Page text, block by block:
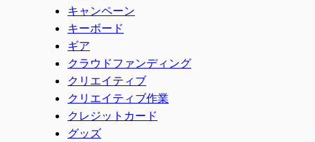
キャンペーン
キーボード
ギア
クラウドファンディング
クリエイティブ
クリエイティブ作業
クレジットカード
グッズ